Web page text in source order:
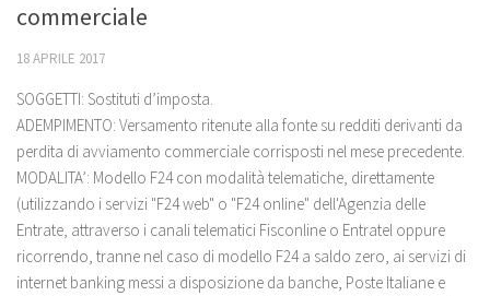
commerciale
18 APRILE 2017
SOGGETTI: Sostituti d’imposta.
ADEMPIMENTO: Versamento ritenute alla fonte su redditi derivanti da
perdita di avviamento commerciale corrisposti nel mese precedente.
MODALITA’: Modello F24 con modalità telematiche, direttamente
(utilizzando i servizi "F24 web" o "F24 online" dell'Agenzia delle
Entrate, attraverso i canali telematici Fisconline o Entratel oppure
ricorrendo, tranne nel caso di modello F24 a saldo zero, ai servizi di
internet banking messi a disposizione da banche, Poste Italiane e